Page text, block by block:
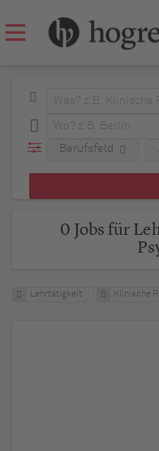
Berufsfeld
0 Jobs für
Lehrtätigkeit Klinische